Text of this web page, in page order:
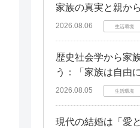
家族の真実と親か
2026.08.06 生活環境
歴史社会学から家
う：「家族は自由
2026.08.05 生活環境
現代の結婚は「愛